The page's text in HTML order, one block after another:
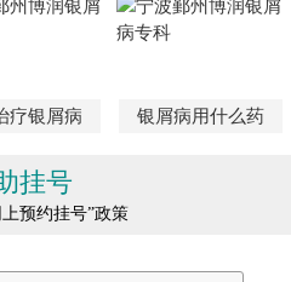
疗银屑病 银屑病用什么药
挂号
预约挂号”政策